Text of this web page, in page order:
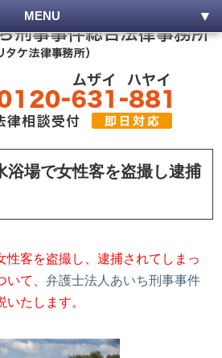
MENU
浴場で女性客を盗撮し逮捕
性客を盗撮し、逮捕されてしまっ
いて、弁護士法人あいち刑事事件
いたします。